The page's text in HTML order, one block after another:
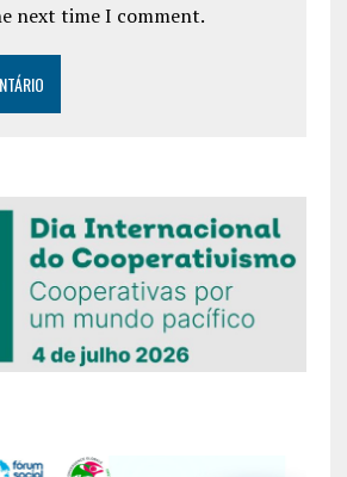
next time I comment.